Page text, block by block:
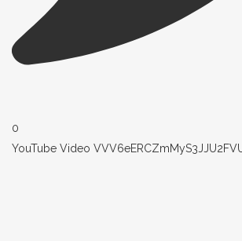
0
YouTube Video